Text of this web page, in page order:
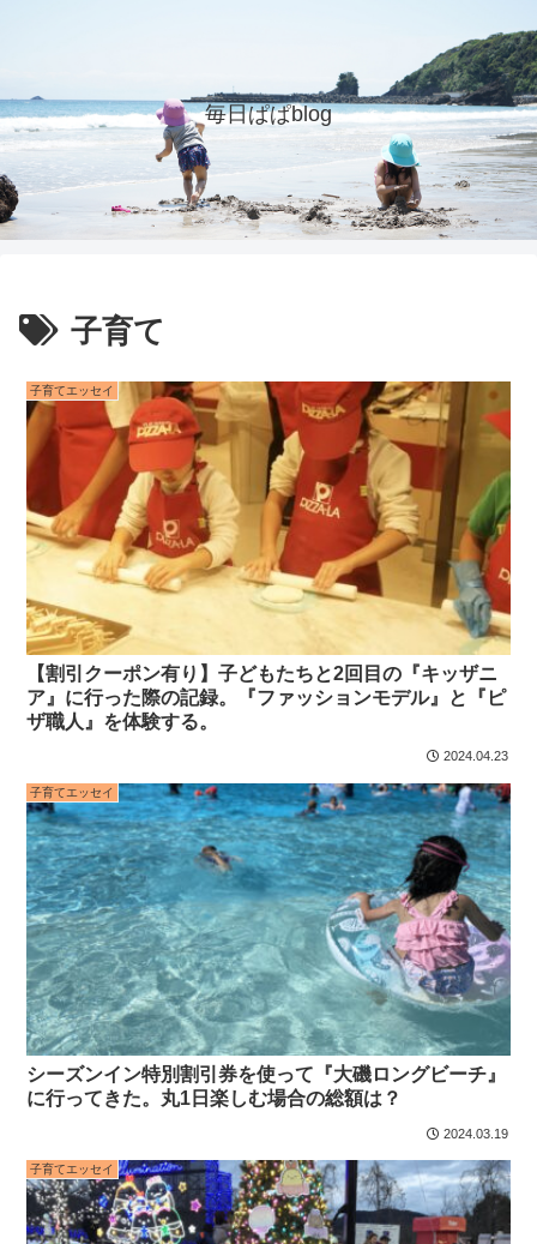
毎日ぱぱblog
子育て
子育てエッセイ
【割引クーポン有り】子どもたちと2回目の『キッザニ
ア』に行った際の記録。『ファッションモデル』と『ピ
ザ職人』を体験する。
2024.04.23
子育てエッセイ
シーズンイン特別割引券を使って『大磯ロングビーチ』
に行ってきた。丸1日楽しむ場合の総額は？
2024.03.19
子育てエッセイ